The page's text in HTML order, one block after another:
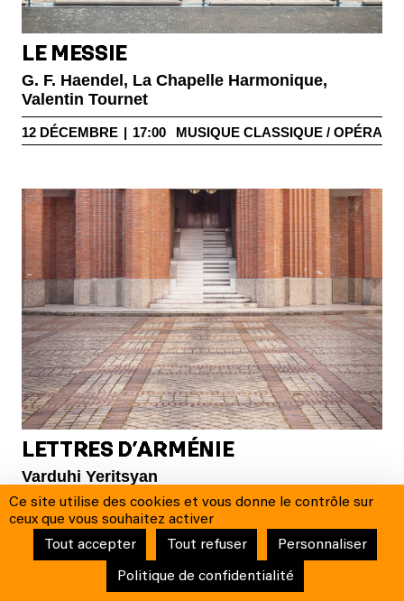
LE MESSIE
G. F. Haendel, La Chapelle Harmonique,
Valentin Tournet
12 DÉCEMBRE | 17:00 MUSIQUE CLASSIQUE / OPÉRA
LETTRES D’ARMÉNIE
Varduhi Yeritsyan
16DÉCEMBRE| 20:30 MUSIQUE CLASSIQUE / OPÉRA
Ce site utilise des cookies et vous donne le contrôle sur
ceux que vous souhaitez activer
Tout accepter
Tout refuser Personnaliser
Politique de confidentialité